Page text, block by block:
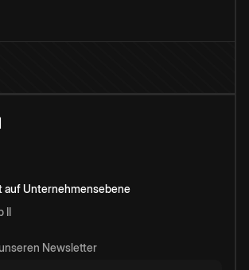
auf Unternehmensebene
II
Newsletter